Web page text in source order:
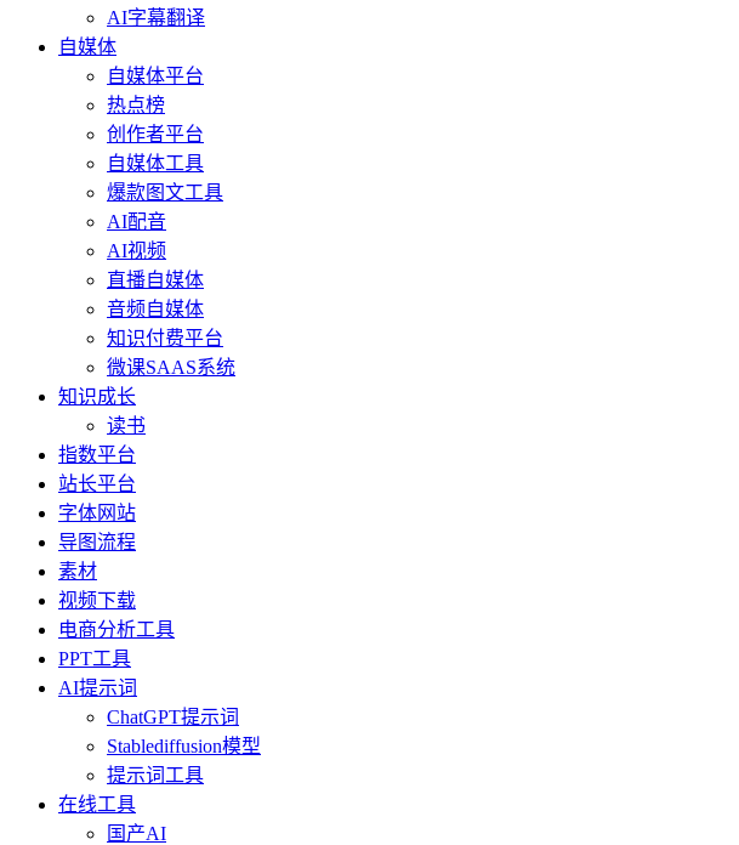
AI字幕翻译
自媒体
自媒体平台
热点榜
创作者平台
自媒体工具
爆款图文工具
AI配音
AI视频
直播自媒体
音频自媒体
知识付费平台
微课SAAS系统
知识成长
读书
指数平台
站长平台
字体网站
导图流程
素材
视频下载
电商分析工具
PPT工具
AI提示词
ChatGPT提示词
Stablediffusion模型
提示词工具
在线工具
国产AI